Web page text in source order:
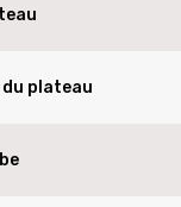
plateau